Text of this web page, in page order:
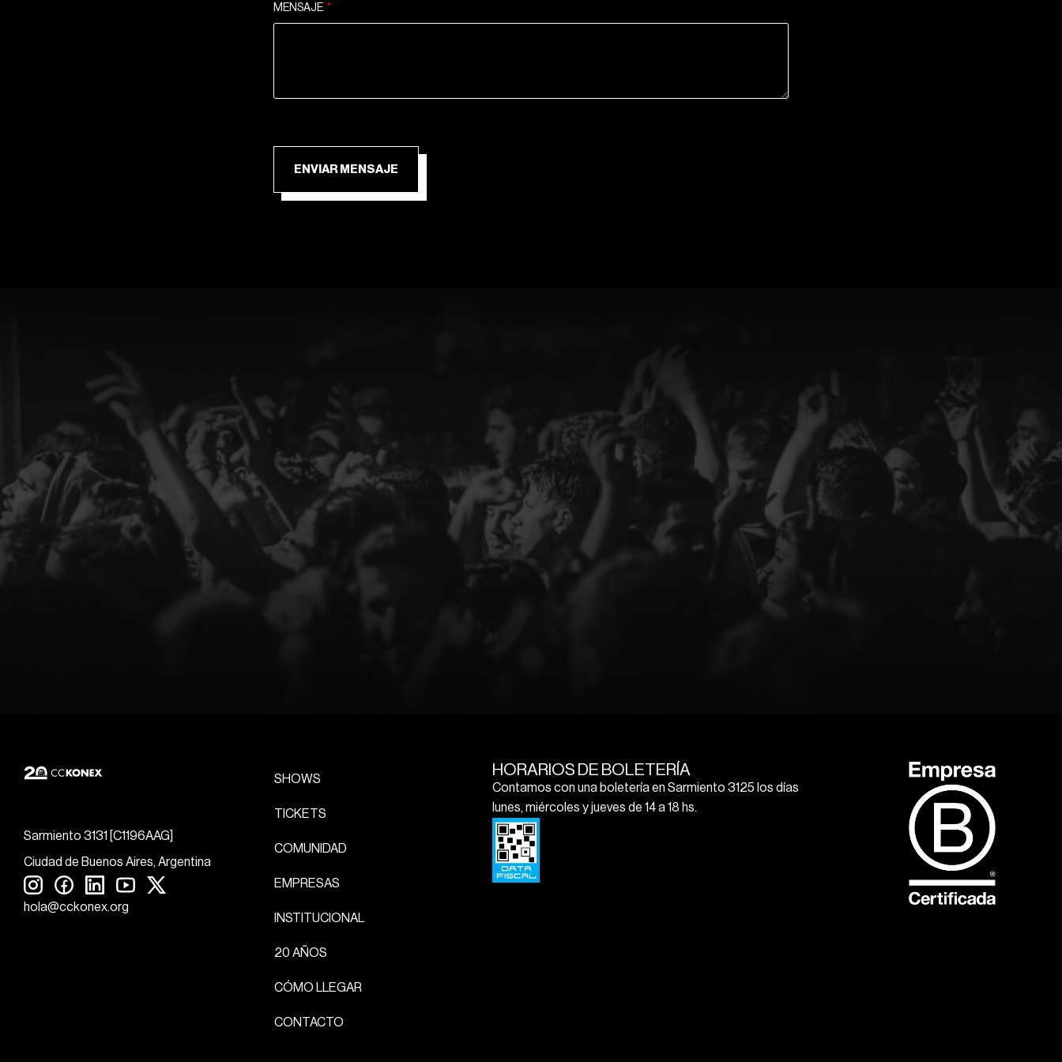
MENSAJE
ENVIAR MENSAJE
Sarmiento 3131 [C1196AAG]
Ciudad de Buenos Aires, Argentina
hola@cckonex.org
SHOWS
TICKETS
COMUNIDAD
EMPRESAS
INSTITUCIONAL
20 AÑOS
CÓMO LLEGAR
CONTACTO
HORARIOS DE BOLETERÍA
Contamos con una boletería en Sarmiento 3125 los días
lunes, miércoles y jueves de 14 a 18 hs.